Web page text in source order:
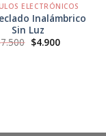
ELECTRÓNICOS
Inalámbrico
Sin Luz
7.500 El
precio
$4.900El
precio